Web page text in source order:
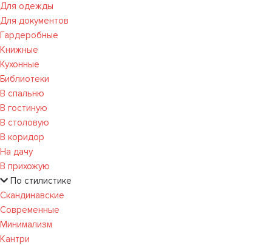
Для одежды
Для документов
Гардеробные
Книжные
Кухонные
Библиотеки
В спальню
В гостиную
В столовую
В коридор
На дачу
В прихожую
По стилистике
Скандинавские
Современные
Минимализм
Кантри